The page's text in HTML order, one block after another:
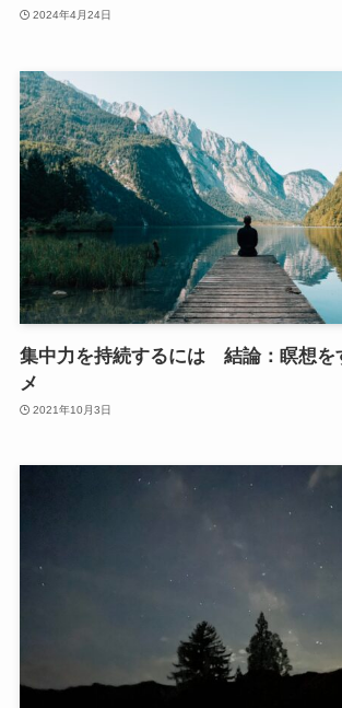
2024年4月24日
集中力を持続するには 結論：瞑想を
メ
2021年10月3日